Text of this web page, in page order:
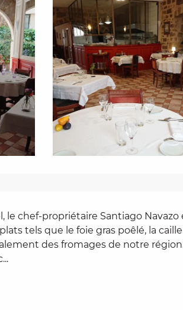
le chef-propriétaire Santiago Navazo
tels que le foie gras poêlé, la
des fromages de notre